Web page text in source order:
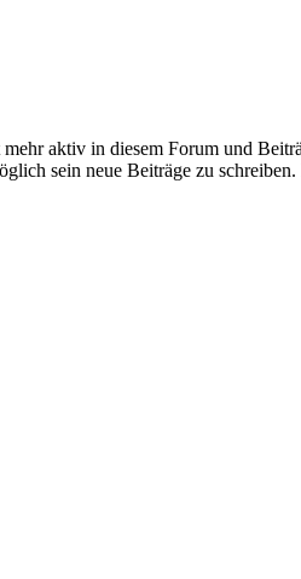
aktiv in diesem Forum und
sein neue Beiträge zu